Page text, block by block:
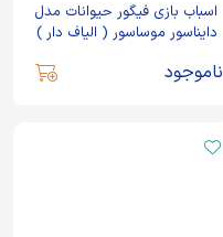
اسباب بازی فیگور حیوانات مدل
دایناسور موساسور ( الیاف دار )
ناموجود